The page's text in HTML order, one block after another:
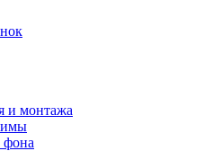
и монтажа
фона